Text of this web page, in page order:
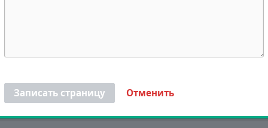
Записать страницу Отменить